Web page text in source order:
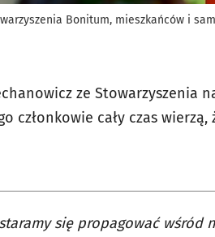
Bonitum, mieszkańców i
ze Stowarzyszenia
członkowie cały czas
się propagować wśród